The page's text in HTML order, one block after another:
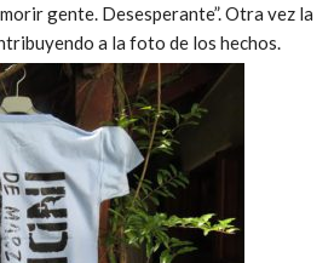
gente. Desesperante”. Otra vez la
a la foto de los hechos.